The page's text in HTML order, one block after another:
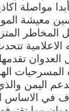
مواصلة
معيشة
المخاطر
الاعلامية
المسرحيات
اليمن
في الاساس